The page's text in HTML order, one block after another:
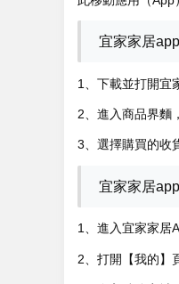
宜家家居
1、下載並打開宜
2、進入商品界麵
3、選擇購買的收
宜家家居
1、進入宜家家居
2、打開【我的】